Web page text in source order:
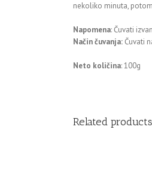
nekoliko minuta,
Napomena: Čuvati
Način čuvanja:Čuvati
Neto količina: 100g
Related